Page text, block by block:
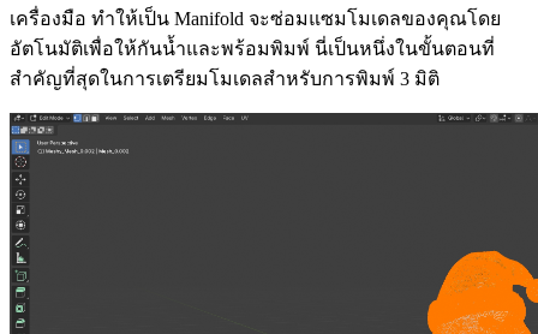
เครื่องมือ ทำให้เป็น Manifold จะซ่อมแซมโมเดลของคุณโดย
อัตโนมัติเพื่อให้กันน้ำและพร้อมพิมพ์ นี่เป็นหนึ่งในขั้นตอนที่
สำคัญที่สุดในการเตรียมโมเดลสำหรับการพิมพ์ 3 มิติ